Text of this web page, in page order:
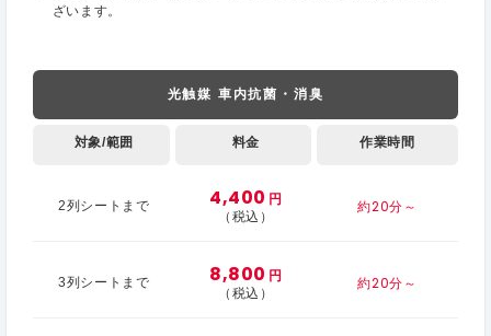
ざいます。
光触媒 車内抗菌・消臭
対象/範囲 料金 作業時間
2列シートまで 4,400 円
（税込）
約20分～
3列シートまで 8,800 円
（税込）
約20分～